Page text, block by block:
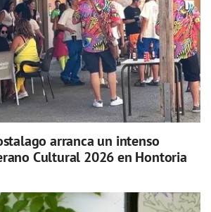
arranca un intenso
Cultural 2026 en Hontoria